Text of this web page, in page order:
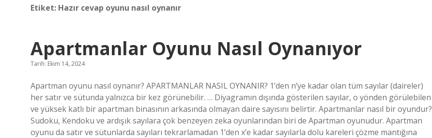
Etiket: Hazır cevap oyunu nasıl oynanır
Apartmanlar Oyunu Nasıl Oynanıyor
Tarih: Ekim 14, 2024
Apartman oyunu nasıl oynanır? APARTMANLAR NASIL OYNANIR? 1’den n’ye kadar olan tüm sayılar (daireler)
her satır ve sütunda yalnızca bir kez görünebilir. … Diyagramın dışında gösterilen sayılar, o yönden görülebilen
ve yüksek katlı bir apartman binasının arkasında olmayan daire sayısını belirtir. Apartmanlar nasıl bir oyundur?
Sudoku, Kendoku ve ardışık sayılara çok benzeyen zeka oyunlarından biri de Apartman oyunudur. Apartman
oyunu da satır ve sütunlarda sayıları tekrarlamadan 1’den x’e kadar sayılarla dolu kareleri çözme mantığına